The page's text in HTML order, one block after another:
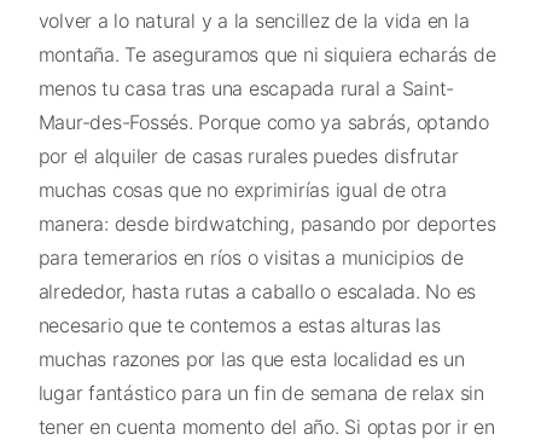
volver a lo natural y a la sencillez de la vida en la
montaña. Te aseguramos que ni siquiera echarás de
menos tu casa tras una escapada rural a Saint-
Maur-des-Fossés. Porque como ya sabrás, optando
por el alquiler de casas rurales puedes disfrutar
muchas cosas que no exprimirías igual de otra
manera: desde birdwatching, pasando por deportes
para temerarios en ríos o visitas a municipios de
alrededor, hasta rutas a caballo o escalada. No es
necesario que te contemos a estas alturas las
muchas razones por las que esta localidad es un
lugar fantástico para un fin de semana de relax sin
tener en cuenta momento del año. Si optas por ir en